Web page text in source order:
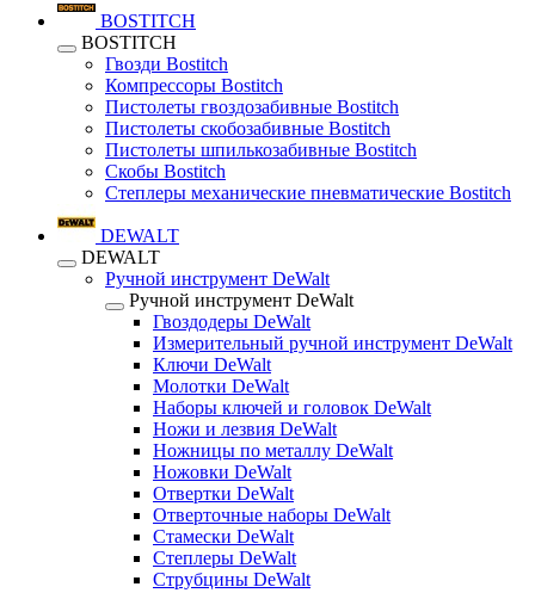
BOSTITCH
BOSTITCH
Гвозди Bostitch
Компрессоры Bostitch
Пистолеты гвоздозабивные Bostitch
Пистолеты скобозабивные Bostitch
Пистолеты шпилькозабивные Bostitch
Скобы Bostitch
Степлеры механические пневматические Bostitch
DEWALT
DEWALT
Ручной инструмент DeWalt
Ручной инструмент DeWalt
Гвоздодеры DeWalt
Измерительный ручной инструмент DeWalt
Ключи DeWalt
Молотки DeWalt
Наборы ключей и головок DeWalt
Ножи и лезвия DeWalt
Ножницы по металлу DeWalt
Ножовки DeWalt
Отвертки DeWalt
Отверточные наборы DeWalt
Стамески DeWalt
Степлеры DeWalt
Струбцины DeWalt